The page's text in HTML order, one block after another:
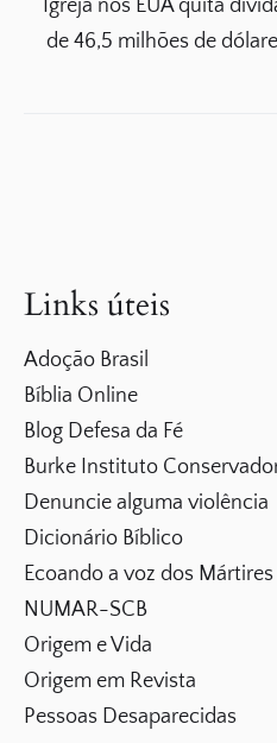
Igreja nos EUA quita
de 46,5 milhões de
Links úteis
Adoção Brasil
Bíblia Online
Blog Defesa da Fé
Burke Instituto
Denuncie alguma violência
Dicionário Bíblico
Ecoando a voz dos Mártires
NUMAR-SCB
Origem e Vida
Origem em Revista
Pessoas Desaparecidas